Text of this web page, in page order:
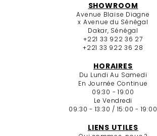
SHOWROOM
Avenue Blaise Diagne
x Avenue du Sénégal
Dakar, Sénégal
+221 33 922 36 27
+221 33 922 36 28
HORAIRES
Du Lundi Au Samedi
En Journée Continue
09:30 - 19:00
Le Vendredi
09:30 - 13:30 / 15:00 - 19:00
LIENS UTILES